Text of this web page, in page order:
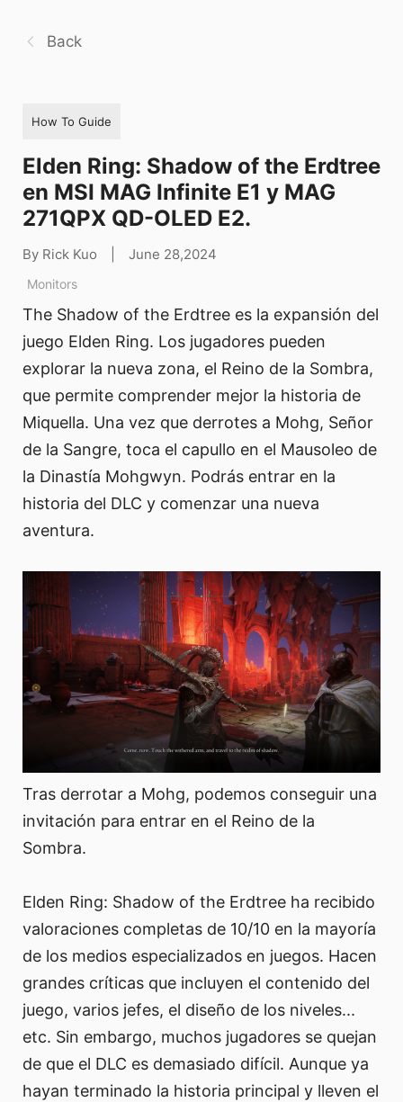
Back
How To Guide
Elden Ring: Shadow of the Erdtree
en MSI MAG Infinite E1 y MAG
271QPX QD-OLED E2.
By Rick Kuo June 28,2024
Monitors
The Shadow of the Erdtree es la expansión del
juego Elden Ring. Los jugadores pueden
explorar la nueva zona, el Reino de la Sombra,
que permite comprender mejor la historia de
Miquella. Una vez que derrotes a Mohg, Señor
de la Sangre, toca el capullo en el Mausoleo de
la Dinastía Mohgwyn. Podrás entrar en la
historia del DLC y comenzar una nueva
aventura.
Tras derrotar a Mohg, podemos conseguir una
invitación para entrar en el Reino de la
Sombra.
Elden Ring: Shadow of the Erdtree ha recibido
valoraciones completas de 10/10 en la mayoría
de los medios especializados en juegos. Hacen
grandes críticas que incluyen el contenido del
juego, varios jefes, el diseño de los niveles...
etc. Sin embargo, muchos jugadores se quejan
de que el DLC es demasiado difícil. Aunque ya
hayan terminado la historia principal y lleven el